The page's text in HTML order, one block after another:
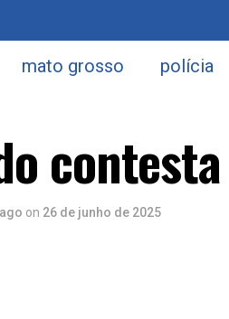
mato grosso polícia
on 26 de junho de 2025